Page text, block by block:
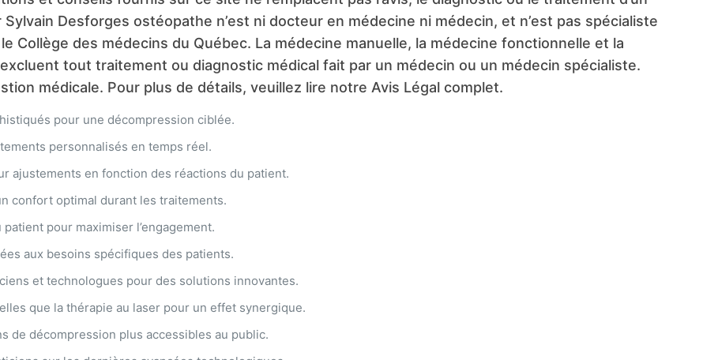
Desforges ostéopathe n’est ni docteur en médecine ni médecin, et n’est pas spécialiste
Collège des médecins du Québec. La médecine manuelle, la médecine fonctionnelle et la
tout traitement ou diagnostic médical fait par un médecin ou un médecin spécialiste.
médicale. Pour plus de détails, veuillez lire notre Avis Légal complet.
pour une décompression ciblée.
personnalisés en temps réel.
ajustements en fonction des réactions du patient.
confort optimal durant les traitements.
pour maximiser l’engagement.
aux besoins spécifiques des patients.
et technologues pour des solutions innovantes.
que la thérapie au laser pour un effet synergique.
de décompression plus accessibles au public.